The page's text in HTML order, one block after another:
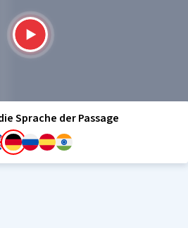
Sprache der Passage